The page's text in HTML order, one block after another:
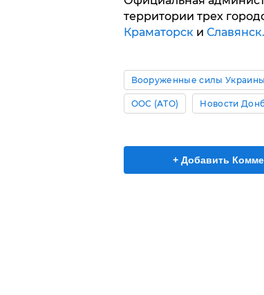
территории трех
Краматорск и Славянск.
Вооруженные силы Украины
ООС (АТО) Новости
+ Добавить